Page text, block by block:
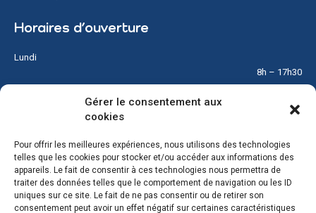
Gérer le consentement aux
cookies
Pour offrir les meilleures expériences, nous utilisons des technologies
telles que les cookies pour stocker et/ou accéder aux informations des
appareils. Le fait de consentir à ces technologies nous permettra de
traiter des données telles que le comportement de navigation ou les ID
uniques sur ce site. Le fait de ne pas consentir ou de retirer son
consentement peut avoir un effet négatif sur certaines caractéristiques
Horaires d’ouverture
Lundi
8h – 17h30
8h – 17h30
Mercredi
8h – 12h
Jeudi
8h – 17h30